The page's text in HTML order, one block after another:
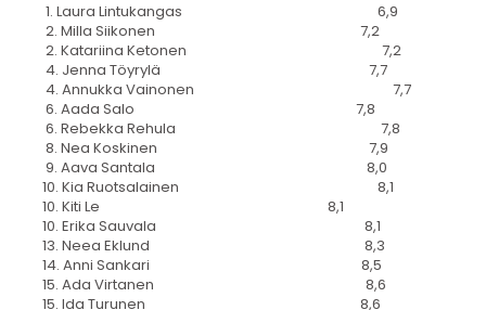
1. Laura Lintukangas 6,9
2. Milla Siikonen 7,2
2. Katariina Ketonen 7,2
4. Jenna Töyrylä 7,7
4. Annukka Vainonen 7,7
6. Aada Salo 7,8
6. Rebekka Rehula 7,8
8. Nea Koskinen 7,9
9. Aava Santala 8,0
10. Kia Ruotsalainen 8,1
10. Kiti Le 8,1
10. Erika Sauvala 8,1
13. Neea Eklund 8,3
14. Anni Sankari 8,5
15. Ada Virtanen 8,6
15. Ida Turunen 8,6